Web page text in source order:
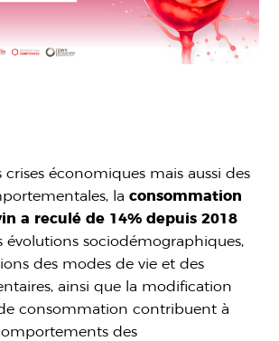
crises économiques mais aussi des
laconsommation
a reculé de 14% depuis 2018
évolutions sociodémographiques,
des modes de vie et des
ainsi que la modification
consommation contribuent à
des